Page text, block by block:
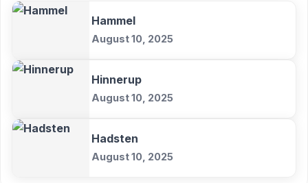
Hammel
August 10, 2025
Hinnerup
August 10, 2025
Hadsten
August 10, 2025